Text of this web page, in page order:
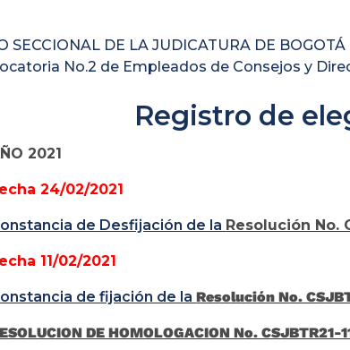
SECCIONAL DE LA JUDICATURA DE BOGOTÁ
No.2 de Empleados de Consejos y
Registro de
2021
24/02/2021
de Desfijación de la Resolución No.
11/02/2021
de fijación de laResolución No.
DE HOMOLOGACION No. CSJBTR21-